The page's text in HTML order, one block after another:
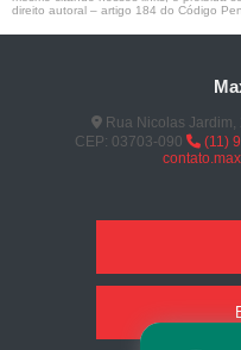
direito autoral – artigo 184 do Código
Rua Nicolas Jardim,
CEP: 03703-090
(11)